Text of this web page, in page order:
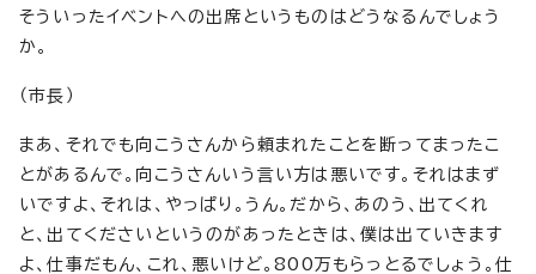
そういったイベントへの出席というものはどうなるんでしょう
か。
（市長）
まあ、それでも向こうさんから頼まれたことを断ってまったこ
とがあるんで。向こうさんいう言い方は悪いです。それはまず
いですよ、それは、やっぱり。うん。だから、あのう、出てくれ
と、出てくださいというのがあったときは、僕は出ていきます
よ、仕事だもん、これ、悪いけど。800万もらっとるでしょう。仕